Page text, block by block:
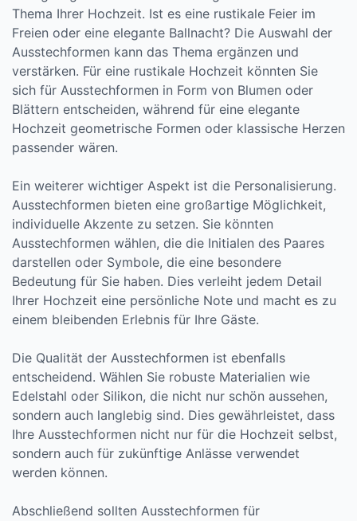
Thema Ihrer Hochzeit. Ist es eine rustikale Feier im
Freien oder eine elegante Ballnacht? Die Auswahl der
Ausstechformen kann das Thema ergänzen und
verstärken. Für eine rustikale Hochzeit könnten Sie
sich für Ausstechformen in Form von Blumen oder
Blättern entscheiden, während für eine elegante
Hochzeit geometrische Formen oder klassische Herzen
passender wären.
Ein weiterer wichtiger Aspekt ist die Personalisierung.
Ausstechformen bieten eine großartige Möglichkeit,
individuelle Akzente zu setzen. Sie könnten
Ausstechformen wählen, die die Initialen des Paares
darstellen oder Symbole, die eine besondere
Bedeutung für Sie haben. Dies verleiht jedem Detail
Ihrer Hochzeit eine persönliche Note und macht es zu
einem bleibenden Erlebnis für Ihre Gäste.
Die Qualität der Ausstechformen ist ebenfalls
entscheidend. Wählen Sie robuste Materialien wie
Edelstahl oder Silikon, die nicht nur schön aussehen,
sondern auch langlebig sind. Dies gewährleistet, dass
Ihre Ausstechformen nicht nur für die Hochzeit selbst,
sondern auch für zukünftige Anlässe verwendet
werden können.
Abschließend sollten Ausstechformen für